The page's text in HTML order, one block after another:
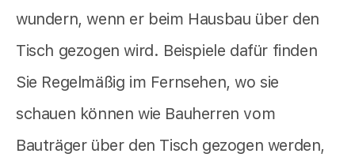
wundern, wenn er beim Hausbau über den
Tisch gezogen wird. Beispiele dafür finden
Sie Regelmäßig im Fernsehen, wo sie
schauen können wie Bauherren vom
Bauträger über den Tisch gezogen werden,